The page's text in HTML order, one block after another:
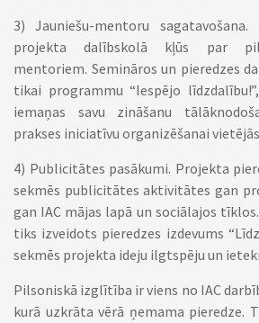
3) Jauniešu-mentoru
projekta dalībskolā kļūs par
mentoriem. Semināros un pieredzes
tikai programmu “Iespējo
iemaņas savu zināšanu
prakses iniciatīvu organizēšanai
4) Publicitātes pasākumi. Projekta
sekmēs publicitātes aktivitātes gan
gan IAC mājas lapā un sociālajos
tiks izveidots pieredzes izdevums
sekmēs projekta ideju ilgtspēju un
Pilsoniskā izglītība ir viens no IAC
kurā uzkrāta vērā ņemama pieredze.